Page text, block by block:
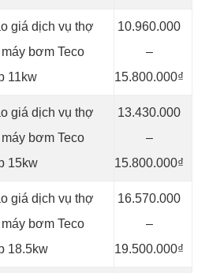
giá dịch vụ thợ
bơm Teco
11kw
10.960.000
–
15.800.000₫
giá dịch vụ thợ
bơm Teco
15kw
13.430.000
–
15.800.000₫
giá dịch vụ thợ
bơm Teco
18.5kw
16.570.000
–
19.500.000₫